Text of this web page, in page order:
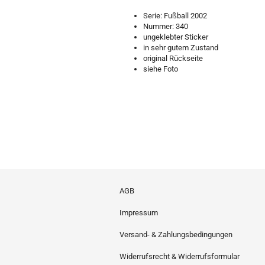
Serie: Fußball 2002
Nummer: 340
ungeklebter Sticker
in sehr gutem Zustand
original Rückseite
siehe Foto
AGB
Impressum
Versand- & Zahlungsbedingungen
Widerrufsrecht & Widerrufsformular